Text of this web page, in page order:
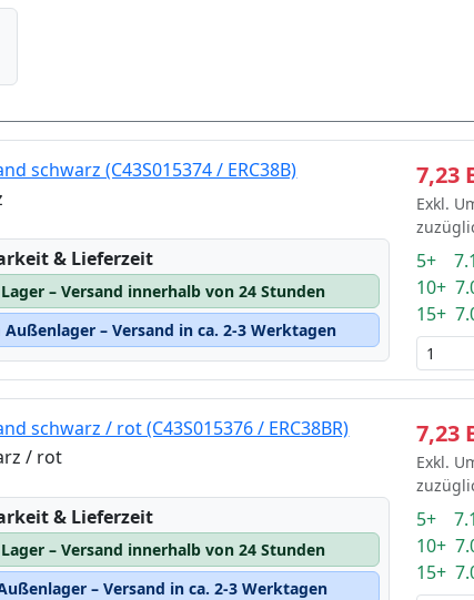
schwarz (C43S015374 / ERC38B)
& Lieferzeit
– Versand innerhalb von 24 Stunden
Außenlager – Versand in ca. 2-3 Werktagen
7,23
Exkl.
5+
10+
15+
schwarz / rot (C43S015376 / ERC38BR)
/ rot
& Lieferzeit
– Versand innerhalb von 24 Stunden
– Versand in ca. 2-3 Werktagen
7,23
Exkl.
5+
10+
15+